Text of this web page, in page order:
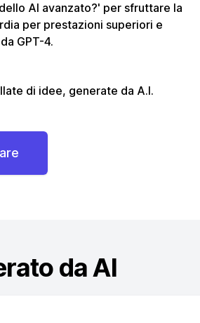
AI avanzato?' per sfruttare la
per prestazioni superiori e
GPT-4.
di idee, generate da A.I.
da AI